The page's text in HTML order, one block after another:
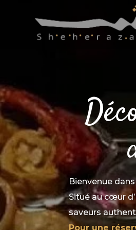
Bienvenue
Situé au cœur
saveurs
Pour une